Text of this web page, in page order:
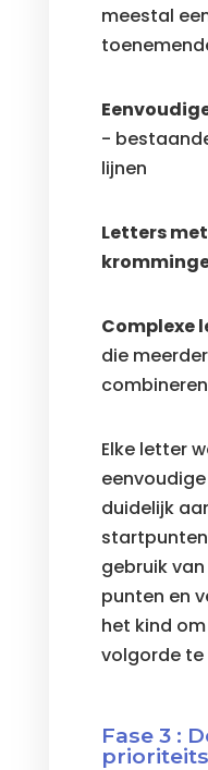
meestal
-
lijnen
Letters
Complexe
die
combineren
Elke letter
duidelijk
gebruik
punten en
het kind
volgorde
Fase 3 :